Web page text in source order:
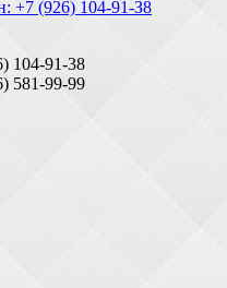
+7 (926) 104-91-З8
104-91-38
581-99-99